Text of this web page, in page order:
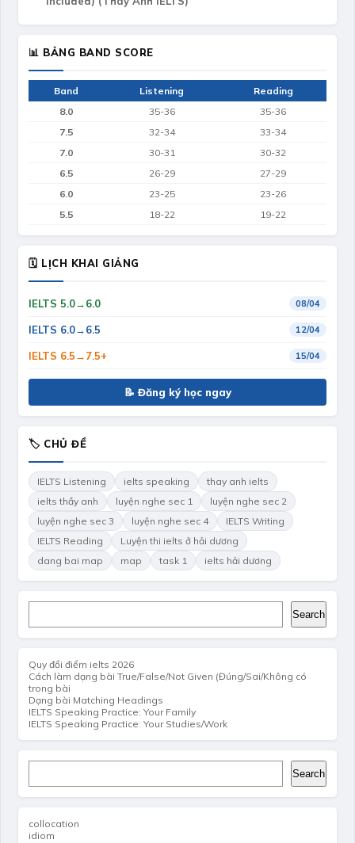
📊 BẢNG BAND SCORE
Band Listening
Reading
8.0
35-36
35-36
7.5
32-34
33-34
7.0
30-31
30-32
6.5
26-29
27-29
6.0
23-25
23-26
5.5
18-22 19-22
🗓 LỊCH KHAI GIẢNG
IELTS 5.0→6.0 08/04
IELTS 6.0→6.5 12/04
IELTS 6.5→7.5+ 15/04
📝 Đăng ký học ngay
🏷 CHỦ ĐỀ
IELTS Listening ielts speaking
thay anh ielts
ielts thầy anh
luyện nghe sec 1
luyện nghe sec 2
luyện nghe sec 3
luyện nghe sec 4
IELTS Writing
IELTS Reading
Luyện thi ielts ở hải dương
dang bai map
map task 1 ielts hải dương
Search
Quy đổi điểm ielts 2026
Cách làm dạng bài True/False/Not Given (Đúng/Sai/Không có
trong bài
Dạng bài Matching Headings
IELTS Speaking Practice: Your Family
IELTS Speaking Practice: Your Studies/Work
Search
collocation
idiom